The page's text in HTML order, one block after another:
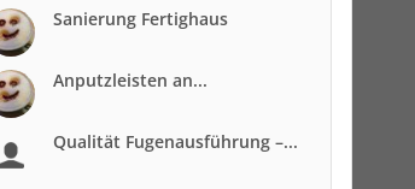
Sanierung Fertighaus
Anputzleisten an...
Qualität Fugenausführung –...